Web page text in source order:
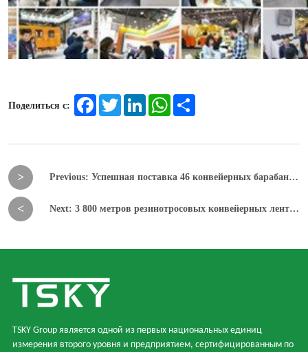
Поделиться с:
FacebookTwitterLinkedInWhatsApp
Previous: Успешная поставка 46 конвейерных барабанов
Next: 3 800 метров резинотросовых конвейерных лент
TSKY Group является одной из первых национальных единиц
измерения второго уровня и предприятием, сертифицированным по